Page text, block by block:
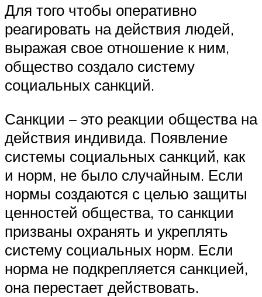
Для того чтобы оперативно
реагировать на действия людей,
выражая свое отношение к ним,
общество создало систему
социальных санкций.
Санкции – это реакции общества на
действия индивида. Появление
системы социальных санкций, как
и норм, не было случайным. Если
нормы создаются с целью защиты
ценностей общества, то санкции
призваны охранять и укреплять
систему социальных норм. Если
норма не подкрепляется санкцией,
она перестает действовать.